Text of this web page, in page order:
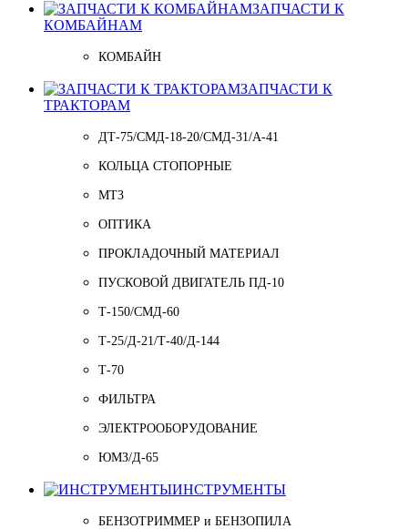
ЗАПЧАСТИ К
КОМБАЙНАМ
КОМБАЙН
ЗАПЧАСТИ К
ТРАКТОРАМ
ДТ-75/СМД-18-20/СМД-31/A-41
КОЛЬЦА СТОПОРНЫЕ
МТЗ
ОПТИКА
ПРОКЛАДОЧНЫЙ МАТЕРИАЛ
ПУСКОВОЙ ДВИГАТЕЛЬ ПД-10
Т-150/СМД-60
Т-25/Д-21/Т-40/Д-144
Т-70
ФИЛЬТРА
ЭЛЕКТРООБОРУДОВАНИЕ
ЮМЗ/Д-65
ИНСТРУМЕНТЫ
БЕНЗОТРИММЕР и БЕНЗОПИЛА